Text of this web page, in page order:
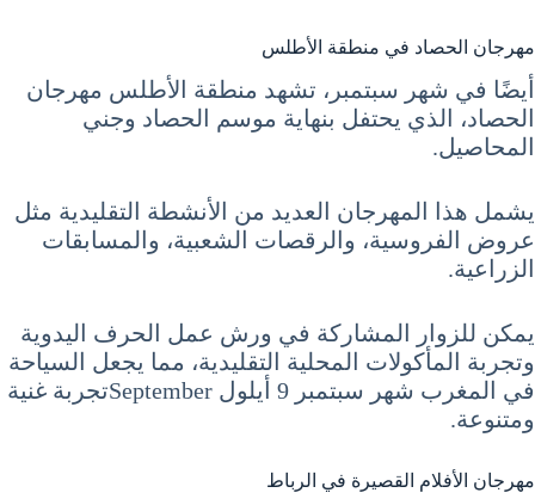
مهرجان الحصاد في منطقة الأطلس
أيضًا في شهر سبتمبر، تشهد منطقة الأطلس مهرجان
الحصاد، الذي يحتفل بنهاية موسم الحصاد وجني
المحاصيل.
يشمل هذا المهرجان العديد من الأنشطة التقليدية مثل
عروض الفروسية، والرقصات الشعبية، والمسابقات
الزراعية.
يمكن للزوار المشاركة في ورش عمل الحرف اليدوية
وتجربة المأكولات المحلية التقليدية، مما يجعل السياحة
في المغرب شهر سبتمبر 9 أيلول Septemberتجربة غنية
ومتنوعة.
مهرجان الأفلام القصيرة في الرباط